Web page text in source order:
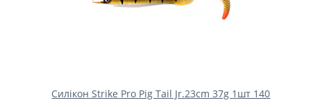
Силікон Strike Pro Pig Tail Jr.23cm 37g 1шт 140